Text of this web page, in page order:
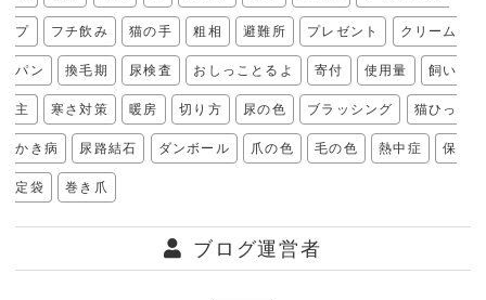
プ フチ飲み 猫の手 粗相 避難所 プレゼント クリーム
パン 換毛期 尿検査 おしっことるよ 寄付 使用量 飼い
主 寒さ対策 暖房 切り方 尿の色 ブラッシング 猫ひっ
かき病 尿路結石 ダンボール 爪の色 毛の色 熱中症 保
定袋 巻き爪
ブログ運営者